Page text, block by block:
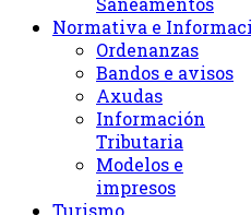
Normativa e
Ordenanzas
Bandos e avisos
Axudas
Información
Tributaria
Modelos e
impresos
Turismo